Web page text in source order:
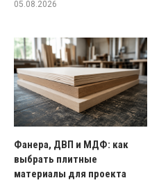
05.08.2026
Фанера, ДВП и МДФ: как
выбрать плитные
материалы для проекта